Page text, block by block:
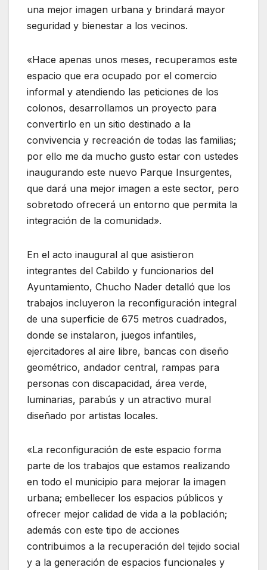
una mejor imagen urbana y brindará mayor
seguridad y bienestar a los vecinos.
«Hace apenas unos meses, recuperamos este
espacio que era ocupado por el comercio
informal y atendiendo las peticiones de los
colonos, desarrollamos un proyecto para
convertirlo en un sitio destinado a la
convivencia y recreación de todas las familias;
por ello me da mucho gusto estar con ustedes
inaugurando este nuevo Parque Insurgentes,
que dará una mejor imagen a este sector, pero
sobretodo ofrecerá un entorno que permita la
integración de la comunidad».
En el acto inaugural al que asistieron
integrantes del Cabildo y funcionarios del
Ayuntamiento, Chucho Nader detalló que los
trabajos incluyeron la reconfiguración integral
de una superficie de 675 metros cuadrados,
donde se instalaron, juegos infantiles,
ejercitadores al aire libre, bancas con diseño
geométrico, andador central, rampas para
personas con discapacidad, área verde,
luminarias, parabús y un atractivo mural
diseñado por artistas locales.
«La reconfiguración de este espacio forma
parte de los trabajos que estamos realizando
en todo el municipio para mejorar la imagen
urbana; embellecer los espacios públicos y
ofrecer mejor calidad de vida a la población;
además con este tipo de acciones
contribuimos a la recuperación del tejido social
y a la generación de espacios funcionales y